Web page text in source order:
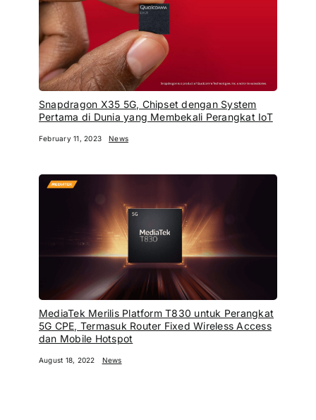
Snapdragon X35 5G, Chipset dengan System
Pertama di Dunia yang Membekali Perangkat IoT
February 11, 2023 News
MediaTek Merilis Platform T830 untuk Perangkat
5G CPE, Termasuk Router Fixed Wireless Access
dan Mobile Hotspot
August 18, 2022 News